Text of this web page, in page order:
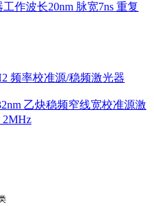
作波长20nm 脉宽7ns 重复
频率校准源/稳频激光器
乙炔稳频窄线宽校准源激
2MHz